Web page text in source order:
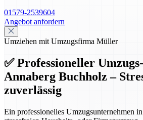
01579-2539604
Angebot anfordern
Umziehen mit Umzugsfirma Müller
✅ Professioneller
Annaberg Buchholz –
zuverlässig
Ein professionelles Umzugsunternehmen